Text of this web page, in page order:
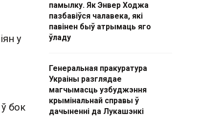
у
бок
памылку. Як Энвер Ходжа
пазбавіўся чалавека, які
павінен быў атрымаць яго
ўладу
Генеральная пракуратура
Украіны разглядае
магчымасць узбуджэння
крымінальнай справы ў
дачыненні да Лукашэнкі